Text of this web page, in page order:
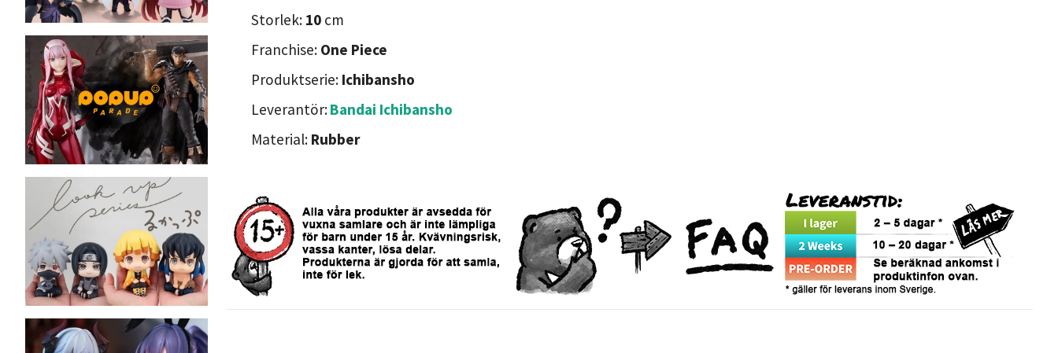
Storlek: 10 cm
Franchise: One Piece
Produktserie: Ichibansho
Leverantör:Bandai Ichibansho
Material: Rubber